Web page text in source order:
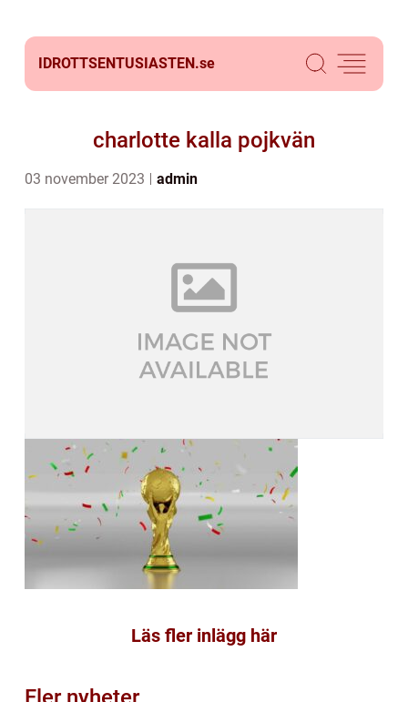
IDROTTSENTUSIASTEN.se
charlotte kalla pojkvän
03 november 2023 admin
Läs fler inlägg här